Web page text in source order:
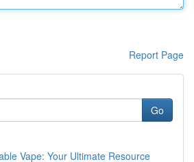
Report Page
Go
Vape: Your Ultimate Resource